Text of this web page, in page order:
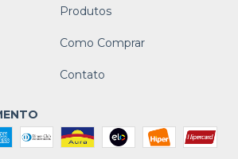
Produtos
Como Comprar
Contato